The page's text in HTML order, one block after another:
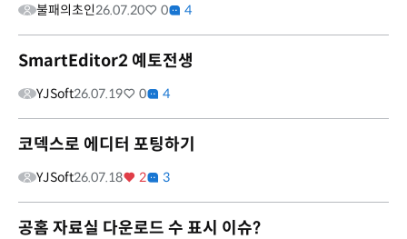
불패의초인26.07.20 0 4
SmartEditor2 예토전생
YJSoft26.07.19 0 4
코덱스로 에디터 포팅하기
YJSoft26.07.18 2 3
공홈 자료실 다운로드 수 표시 이슈?